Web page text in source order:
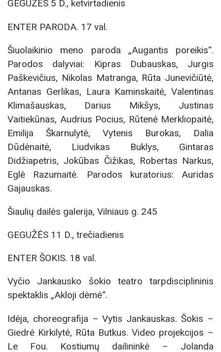
GEGUŽĖS 5 D., ketvirtadienis
ENTER PARODA. 17 val.
Šiuolaikinio meno paroda „Augantis poreikis“.
Parodos dalyviai: Kipras Dubauskas, Jurgis
Paškevičius, Nikolas Matranga, Rūta Junevičiūtė,
Antanas Gerlikas, Laura Kaminskaitė, Valentinas
Klimašauskas, Darius Mikšys, Justinas
Vaitiekūnas, Audrius Pocius, Rūtenė Merkliopaitė,
Emilija Škarnulytė, Vytenis Burokas, Dalia
Dūdėnaitė, Liudvikas Buklys, Gintaras
Didžiapetris, Jokūbas Čižikas, Robertas Narkus,
Eglė Razumaitė. Parodos kuratorius: Auridas
Gajauskas.
Šiaulių dailės galerija, Vilniaus g. 245
GEGUŽĖS 11 D., trečiadienis
ENTER ŠOKIS. 18 val.
Vyčio Jankausko šokio teatro tarpdisciplininis
spektaklis „Akloji dėmė“.
Idėja, choreografija – Vytis Jankauskas. Šokis –
Giedrė Kirkilytė, Rūta Butkus. Video projekcijos –
Le Fou. Kostiumų dailininkė – Jolanda